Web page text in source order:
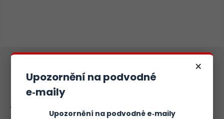
Poptávkový formulář
Jméno:
×
Upozornění na podvodné
e‑maily
Upozornění na podvodné e‑maily